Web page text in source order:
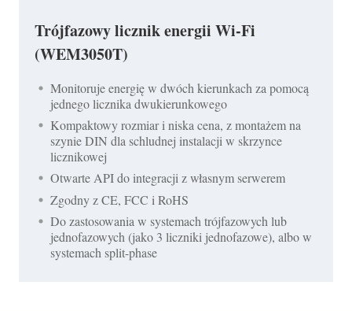
Trójfazowy licznik energii Wi-Fi
(WEM3050T)
Monitoruje energię w dwóch kierunkach za pomocą
jednego licznika dwukierunkowego
Kompaktowy rozmiar i niska cena, z montażem na
szynie DIN dla schludnej instalacji w skrzynce
licznikowej
Otwarte API do integracji z własnym serwerem
Zgodny z CE, FCC i RoHS
Do zastosowania w systemach trójfazowych lub
jednofazowych (jako 3 liczniki jednofazowe), albo w
systemach split-phase